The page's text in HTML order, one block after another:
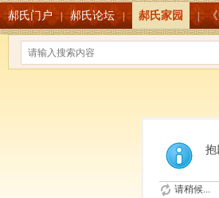
郝氏门户 | 郝氏论坛 | 郝氏家园
抱
请稍候...